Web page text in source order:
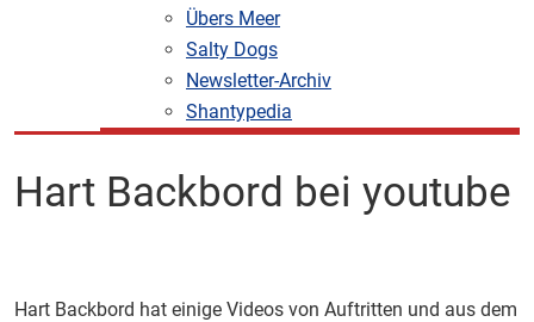
Übers Meer
Salty Dogs
Newsletter-Archiv
Shantypedia
Hart Backbord bei youtube
Hart Backbord hat einige Videos von Auftritten und aus dem